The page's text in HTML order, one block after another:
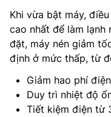
Khi vừa bật máy,
cao nhất để làm lạnh
đặt, máy nén giảm
định ở mức thấp, từ
Giảm hao phí
Duy trì nhiệt độ
Tiết kiệm điện từ